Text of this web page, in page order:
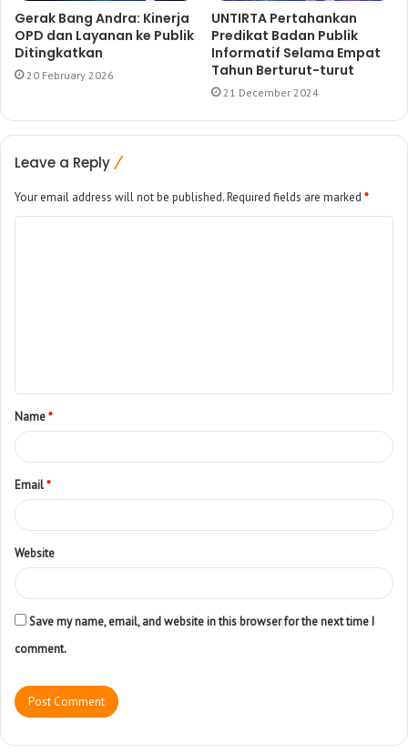
Gerak Bang Andra: Kinerja
OPD dan Layanan ke Publik
Ditingkatkan
20 February 2026
UNTIRTA Pertahankan
Predikat Badan Publik
Informatif Selama Empat
Tahun Berturut-turut
21 December 2024
Leave a Reply
Your email address will not be published.Required fields are marked *
Name*
Email*
Website
Save my name, email, and website in this browser for the next time I
comment.